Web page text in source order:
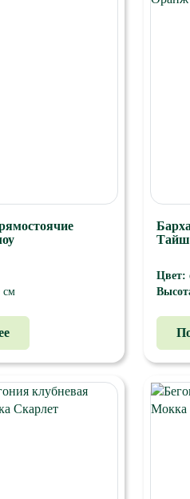
см
цветения. Цветки –
30 см.
Цвет:
см.